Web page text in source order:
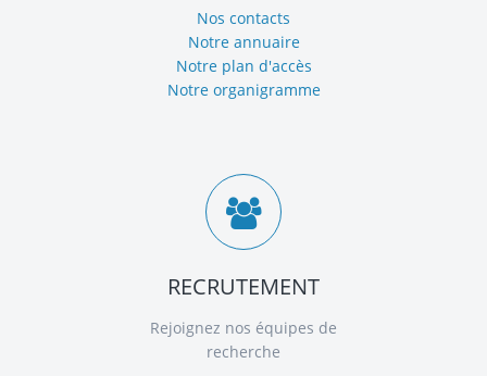
Nos contacts
Notre annuaire
Notre plan d'accès
Notre organigramme
RECRUTEMENT
Rejoignez nos équipes de
recherche